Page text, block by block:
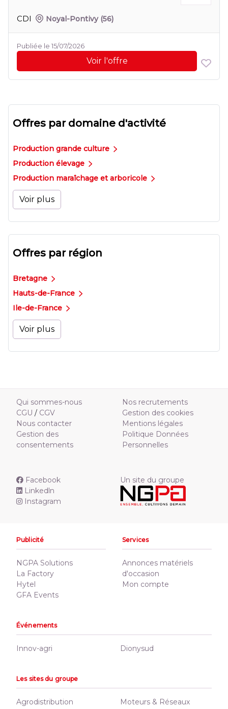
CDI Noyal-Pontivy (56)
Publiée le 15/07/2026
Voir l'offre
Offres par domaine d'activité
Production grande culture
Production élevage
Production maraîchage et arboricole
Voir plus
Offres par région
Bretagne
Hauts-de-France
Ile-de-France
Voir plus
Qui sommes-nous
CGU / CGV
Nous contacter
Gestion des
consentements
Nos recrutements
Gestion des cookies
Mentions légales
Politique Données
Personnelles
Facebook
Linkedln
Instagram
Un site du groupe
Publicité
NGPA Solutions
La Factory
Hytel
GFA Events
Services
Annonces matériels
d'occasion
Mon compte
Événements
Innov-agri Dionysud
Les sites du groupe
Agrodistribution
Moteurs & Réseaux